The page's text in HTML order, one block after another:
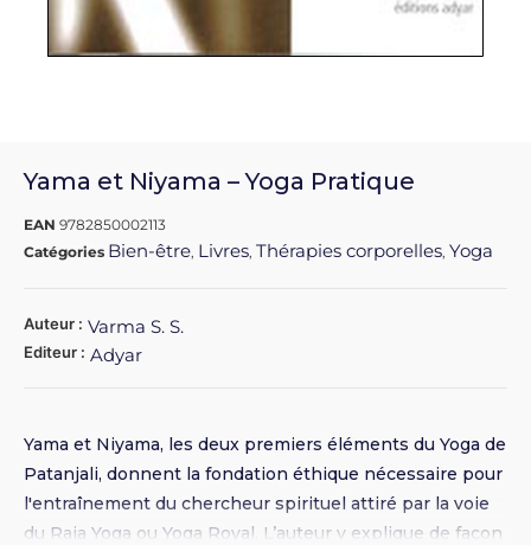
Yama et Niyama – Yoga Pratique
EAN 9782850002113
Catégories Bien-être, Livres, Thérapies corporelles, Yoga
Auteur : Varma S. S.
Editeur : Adyar
Yama et Niyama, les deux premiers éléments du Yoga de
Patanjali, donnent la fondation éthique nécessaire pour
l'entraînement du chercheur spirituel attiré par la voie
du Raja Yoga ou Yoga Royal. L’auteur y explique de façon